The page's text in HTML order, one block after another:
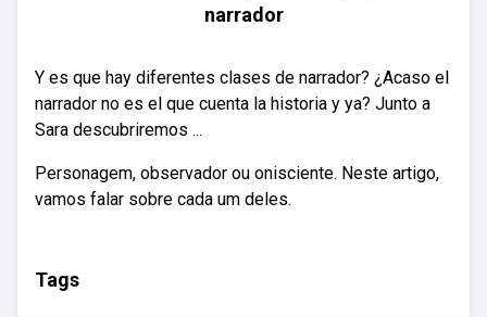
narrador
Y es que hay diferentes clases de narrador? ¿Acaso el
narrador no es el que cuenta la historia y ya? Junto a
Sara descubriremos ...
Personagem, observador ou onisciente. Neste artigo,
vamos falar sobre cada um deles.
Tags